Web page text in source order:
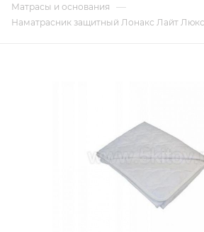
Матрасы и основания —
Наматрасник защитный Лонакс Лайт Люкс